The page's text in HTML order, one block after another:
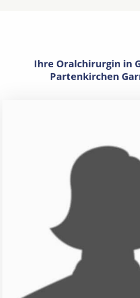
Ihre Oralchirurgin in
Partenkirchen